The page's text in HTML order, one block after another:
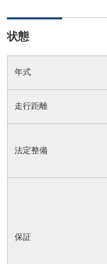
状態
年式
走行距離
法定整備
保証